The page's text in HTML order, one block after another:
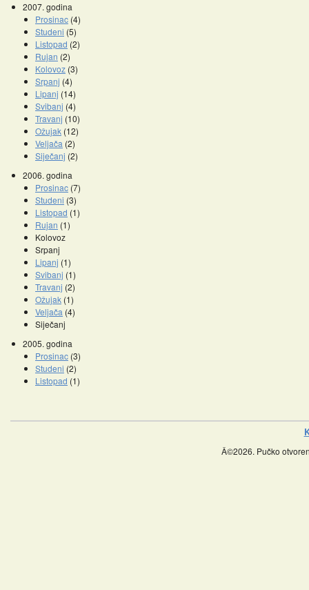
2007. godina
Prosinac (4)
Studeni (5)
Listopad (2)
Rujan (2)
Kolovoz (3)
Srpanj (4)
Lipanj (14)
Svibanj (4)
Travanj (10)
Ožujak (12)
Veljača (2)
Siječanj (2)
2006. godina
Prosinac (7)
Studeni (3)
Listopad (1)
Rujan (1)
Kolovoz
Srpanj
Lipanj (1)
Svibanj (1)
Travanj (2)
Ožujak (1)
Veljača (4)
Siječanj
2005. godina
Prosinac (3)
Studeni (2)
Listopad (1)
Â©2026. Pučko